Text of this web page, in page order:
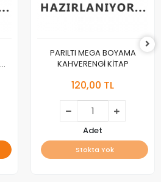
PARILTI MEGA BOYAMA
KAHVERENGİ KİTAP
120,00 TL
Adet
Stokta Yok